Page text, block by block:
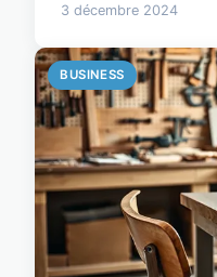
3 décembre 2024
BUSINESS